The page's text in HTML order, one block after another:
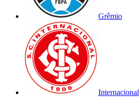
Grêmio
Internacional